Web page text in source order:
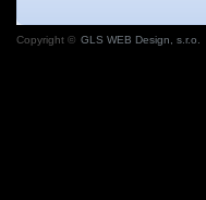
Copyright © GLS WEB Design, s.r.o.